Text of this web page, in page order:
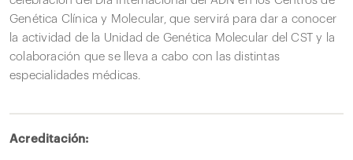
Genética Clínica y Molecular, que servirá para dar a conocer
la actividad de la Unidad de Genética Molecular del CST y la
colaboración que se lleva a cabo con las distintas
especialidades médicas.
Acreditación: